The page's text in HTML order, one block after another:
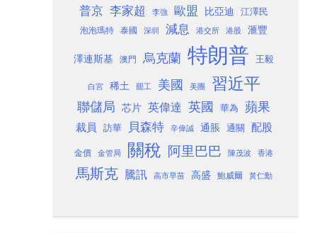
普京 李家超 李強 歐盟 比亞迪 江澤民
泡泡瑪特 泰國 深圳 減息 港交所 港股 滙豐
澤連斯基 澳門 烏克蘭 特朗普 王毅
白宮 稀土 罷工 美國 美團 習近平
聯儲局 芯片 英偉達 英國 華為 蘋果
裁員 訪華 貝森特 辛偉誠 通脹 通關 配股
金價 金管局 關稅 阿里巴巴 陳茂波 香港
馬斯克 騰訊 高市早苗 高盛 鮑威爾 黃仁勳